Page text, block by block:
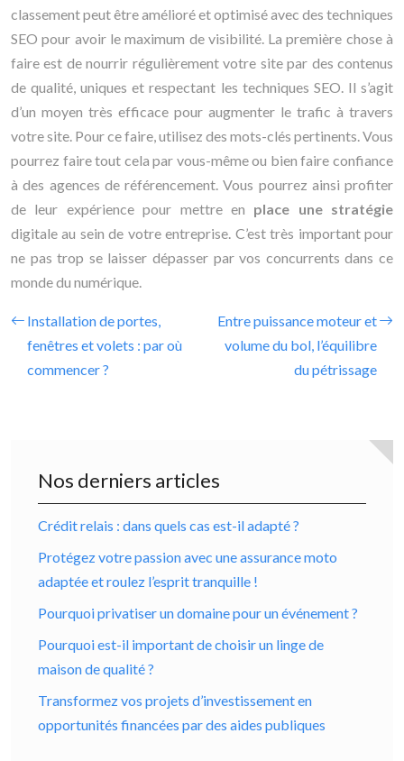
classement peut être amélioré et optimisé avec des techniques
SEO pour avoir le maximum de visibilité. La première chose à
faire est de nourrir régulièrement votre site par des contenus
de qualité, uniques et respectant les techniques SEO. Il s’agit
d’un moyen très efficace pour augmenter le trafic à travers
votre site. Pour ce faire, utilisez des mots-clés pertinents. Vous
pourrez faire tout cela par vous-même ou bien faire confiance
à des agences de référencement. Vous pourrez ainsi profiter
de leur expérience pour mettre en place une stratégie
digitale au sein de votre entreprise. C’est très important pour
ne pas trop se laisser dépasser par vos concurrents dans ce
monde du numérique.
Installation de portes,
fenêtres et volets : par où
commencer ?
Entre puissance moteur et
volume du bol, l’équilibre
du pétrissage
Nos derniers articles
Crédit relais : dans quels cas est-il adapté ?
Protégez votre passion avec une assurance moto
adaptée et roulez l’esprit tranquille !
Pourquoi privatiser un domaine pour un événement ?
Pourquoi est-il important de choisir un linge de
maison de qualité ?
Transformez vos projets d’investissement en
opportunités financées par des aides publiques